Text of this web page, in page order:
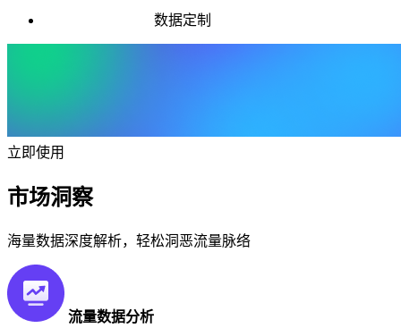
数据定制
立即使用
市场洞察
海量数据深度解析，轻松洞恶流量脉络
流量数据分析